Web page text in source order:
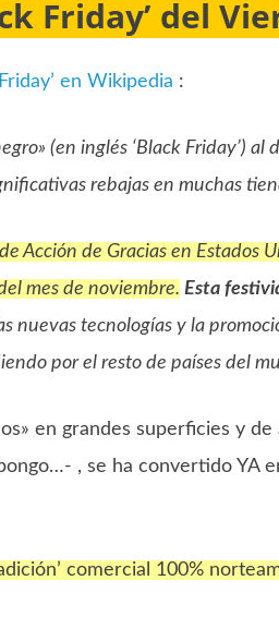
Friday’ del
en Wikipedia :
(en inglés ‘Black Friday’)
rebajas en muchas
Acción de Gracias en Estados
mes de noviembre. Esta
nuevas tecnologías y la
por el resto de países del
en grandes superficies y
, se ha convertido YA
comercial 100%